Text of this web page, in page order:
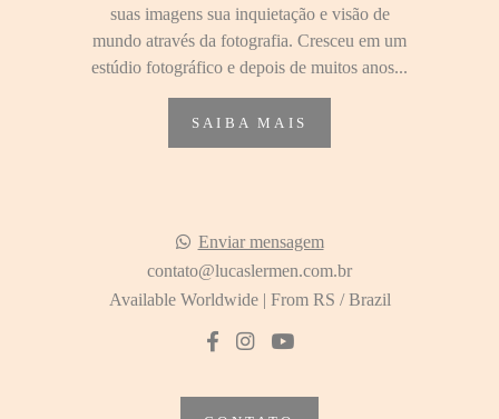
suas imagens sua inquietação e visão de
mundo através da fotografia. Cresceu em um
estúdio fotográfico e depois de muitos anos...
SAIBA MAIS
Enviar mensagem
contato@lucaslermen.com.br
Available Worldwide | From RS / Brazil